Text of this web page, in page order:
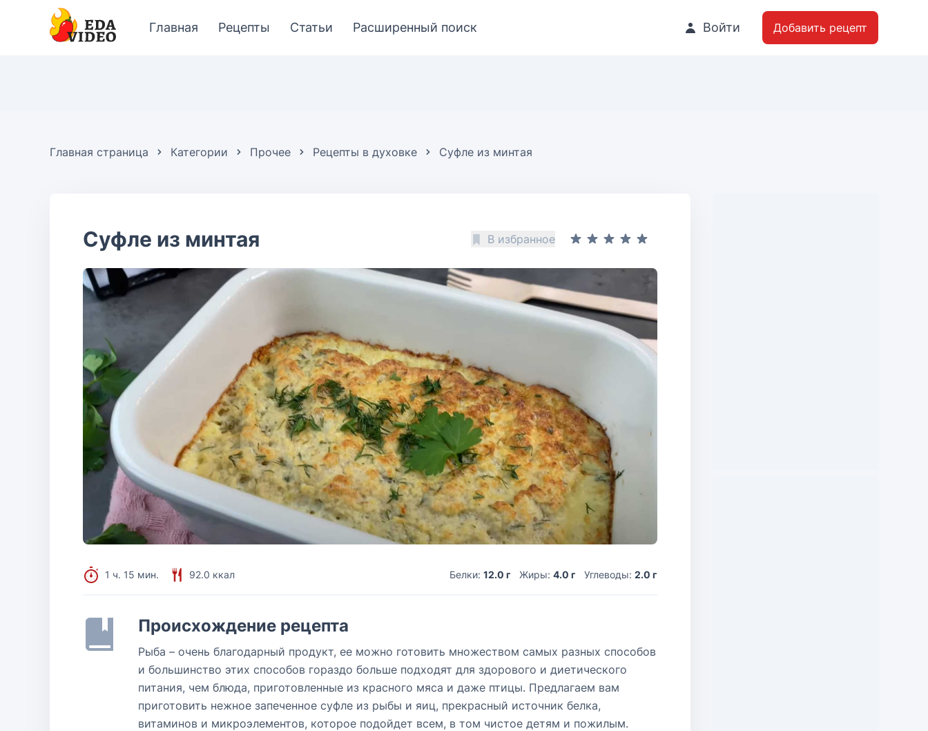
Главная Рецепты Статьи Расширенный поиск Войти Добавить рецепт
Главная страница Категории Прочее Рецепты в духовке Cуфле из минтая
Cуфле из минтая В избранное
1 ч. 15 мин. 92.0 ккал Белки: 12.0 г Жиры: 4.0 г Углеводы: 2.0 г
Происхождение рецепта
Рыба – очень благодарный продукт, ее можно готовить множеством самых разных способов
и большинство этих способов гораздо больше подходят для здорового и диетического
питания, чем блюда, приготовленные из красного мяса и даже птицы. Предлагаем вам
приготовить нежное запеченное суфле из рыбы и яиц, прекрасный источник белка,
витаминов и микроэлементов, которое подойдет всем, в том чистое детям и пожилым.